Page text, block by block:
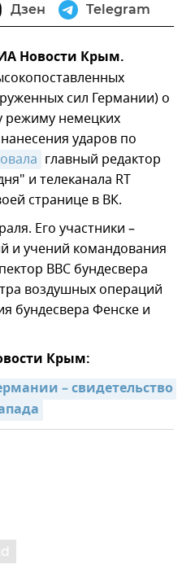
Дзен Telegram
Новости Крым.
сил Германии) о
режиму немецких
ударов по
главный редактор
и телеканала RT
странице в ВК.
Его участники –
и учений командования
BBC бундесвера
воздушных операций
бундесвера Фенске и
Крым:
– свидетельство